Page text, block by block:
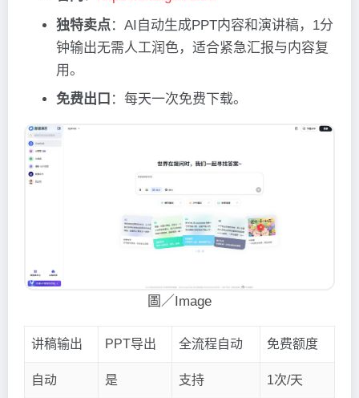
独特卖点：AI自动生成PPT内容和演讲稿，1分
钟输出无需人工润色，适合紧急汇报与内容复
用。
免费出口 ：每天一次免费下载。
圖／Image
讲稿输出 PPT导出 全流程自动 免费额度
自动 是 支持 1次/天